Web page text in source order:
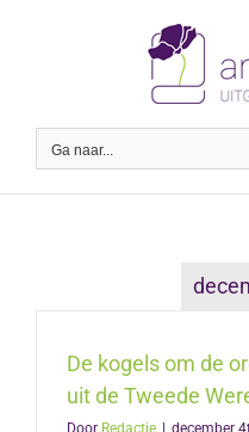
Ga naar...
De kogels om de
uit de Tweede
Door Redactie | december